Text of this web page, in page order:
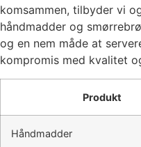
komsammen, tilbyder vi
håndmadder og
og en nem måde at
kompromis med kvalitet
Produkt
Håndmadder